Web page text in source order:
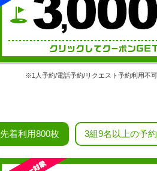
※1人予約/電話予約/リクエスト予約利用不
先着利用800枚 3組9名以上の予